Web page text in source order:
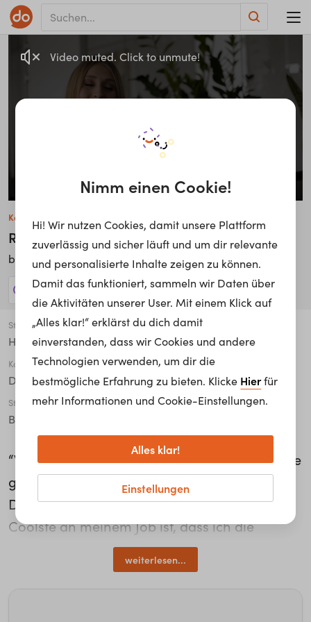
Video muted. Click to unmute!
Katharina Lutz
Real Estate
bei CORPUS SIREO
512 Jobs anzeigen!
Stadt
Heusenstamm
Karriere Level
Duale*r Student*in
Studiengang
Bachelor
“Während der Vorlesungszeit ist die Zeit meine
größte Einschränkung”, so Katharina Lutz,
Duale Studentin bei Corpus Sireo. “Das
Coolste an meinem Job ist, dass ich die
Abteilungen immer regelmäßig wechseln darf
und auch mitbestimmen kann, in welche
weiterlesen...
Nimm einen Cookie!
Hi! Wir nutzen Cookies, damit unsere Plattform
zuverlässig und sicher läuft und um dir relevante
und personalisierte Inhalte zeigen zu können.
Damit das funktioniert, sammeln wir Daten über
die Aktivitäten unserer User. Mit einem Klick auf
„Alles klar!“ erklärst du dich damit
einverstanden, dass wir Cookies und andere
Technologien verwenden, um dir die
bestmögliche Erfahrung zu bieten. Klicke Hierfür
mehr Informationen und Cookie-Einstellungen.
Einstellungen
Alles klar!